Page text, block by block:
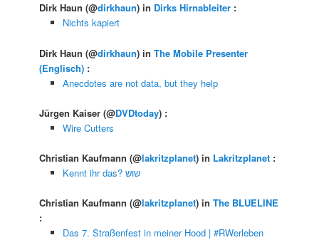
Dirk Haun(@dirkhaun) in Dirks Hirnableiter :
Nichts kapiert
Dirk Haun(@dirkhaun) inThe Mobile Presenter
(Englisch) :
Anecdotes are not data, but they help
Jürgen Kaiser(@DVDtoday) :
Wire Cutters
Christian Kaufmann(@lakritzplanet) in Lakritzplanet :
Kennt ihr das? שוש
Christian Kaufmann(@lakritzplanet) inThe BLUELINE
:
Das 7. Straßenfest in meiner Hood | #RWerleben